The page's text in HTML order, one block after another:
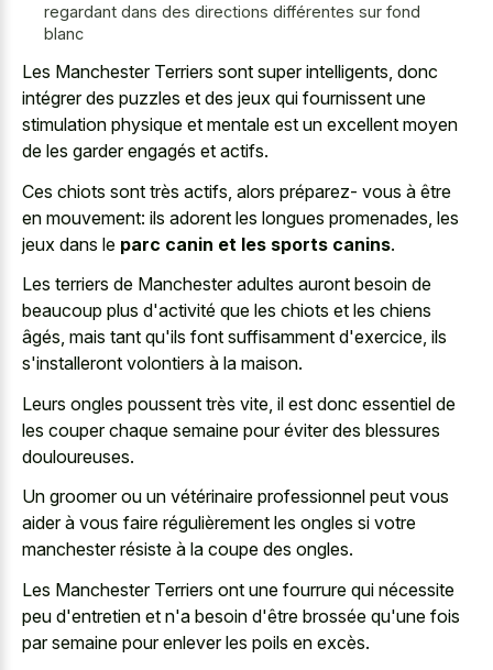
regardant dans des directions différentes sur fond
blanc
Les Manchester Terriers sont super intelligents, donc
intégrer des puzzles et des jeux qui fournissent une
stimulation physique et mentale est un excellent moyen
de les garder engagés et actifs.
Ces chiots sont très actifs, alors préparez- vous à être
en mouvement: ils adorent les longues promenades, les
jeux dans le parc canin et les sports canins.
Les terriers de Manchester adultes auront besoin de
beaucoup plus d'activité que les chiots et les chiens
âgés, mais tant qu'ils font suffisamment d'exercice, ils
s'installeront volontiers à la maison.
Leurs ongles poussent très vite, il est donc essentiel de
les couper chaque semaine pour éviter des blessures
douloureuses.
Un groomer ou un vétérinaire professionnel peut vous
aider à vous faire régulièrement les ongles si votre
manchester résiste à la coupe des ongles.
Les Manchester Terriers ont une fourrure qui nécessite
peu d'entretien et n'a besoin d'être brossée qu'une fois
par semaine pour enlever les poils en excès.